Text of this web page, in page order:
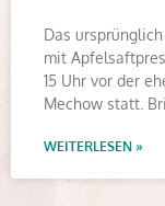
Das
mit
15 Uhr vor der
Mechow statt.
WEITERLESEN »